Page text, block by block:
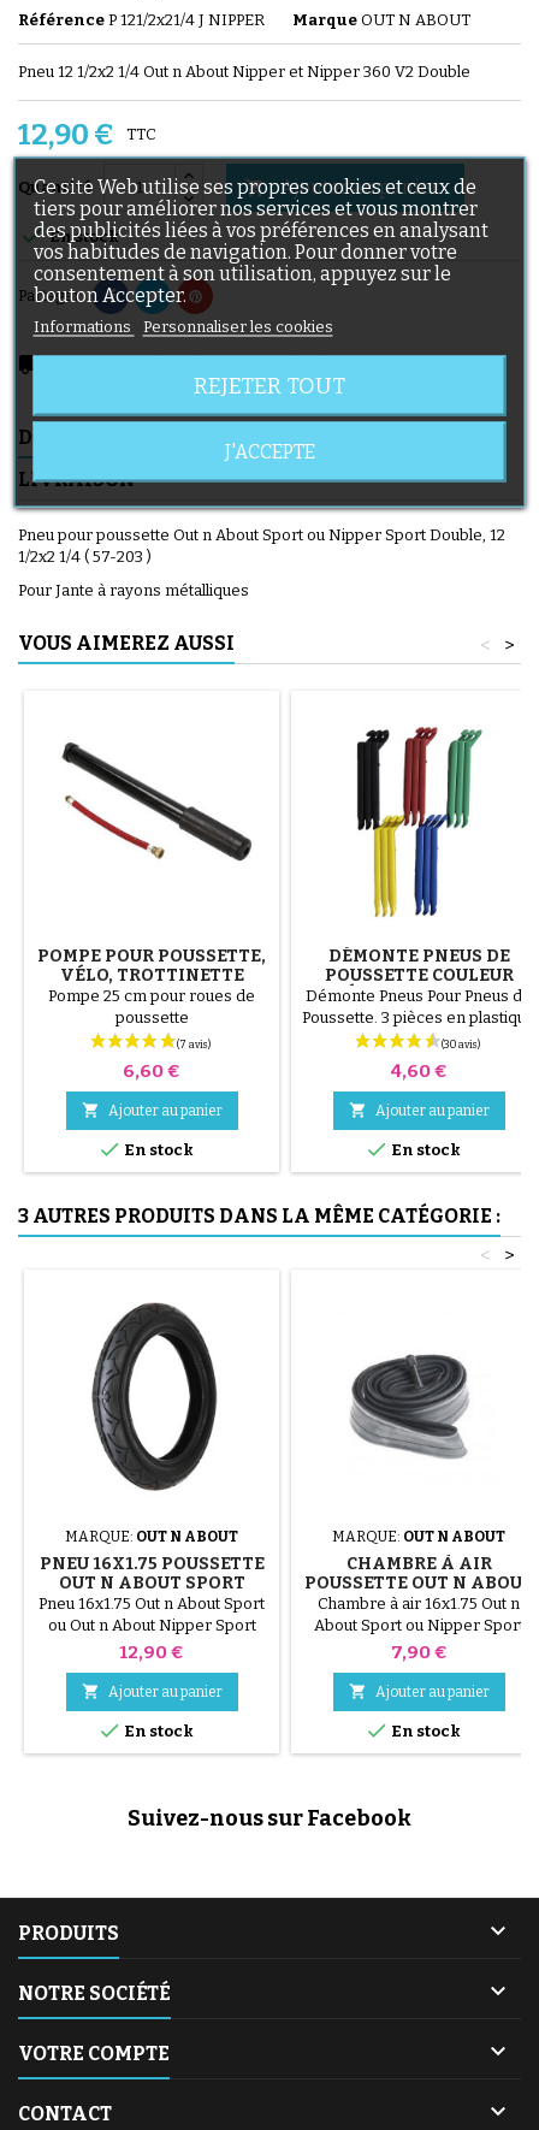
Référence P 121/2x21/4 J NIPPER Marque OUT N ABOUT
Pneu 12 1/2x2 1/4 Out n About Nipper et Nipper 360 V2 Double
12,90 € TTC
Quantité  Ajouter au panier
En stock
Partager
local_shipping
DESCRIPTION
LIVRAISON
Pneu pour poussette Out n About Sport ou Nipper Sport Double, 12
1/2x2 1/4 ( 57-203 )
Pour Jante à rayons métalliques
VOUS AIMEREZ AUSSI >
<
POMPE POUR POUSSETTE,
VÉLO, TROTTINETTE
Pompe 25 cm pour roues de
poussette
Prix
6,60 €
 Ajouter au panier
 En stock
DÉMONTE PNEUS DE
POUSSETTE COULEUR
ALÉATOIRE 1 LOT DE 3
PIÈCES
Démonte Pneus Pour Pneus de
Poussette. 3 pièces en plastique
de haute qualité, couleur
aléatoire, noir, rouge, vert,
jaune et bleu ou 3 pièces en
acier ( gris ) Le montage du
uniquement à la main, cela évite
de percer la chambre à air.
Prix
4,60 €
 Ajouter au panier
 En stock
3 AUTRES PRODUITS DANS LA MÊME CATÉGORIE :
>
<
MARQUE: OUT N ABOUT
PNEU 16X1.75 POUSSETTE
OUT N ABOUT SPORT
Pneu 16x1.75 Out n About Sport
ou Out n About Nipper Sport
Double
Prix
12,90 €
 Ajouter au panier
 En stock
MARQUE: OUT N ABOUT
CHAMBRE À AIR
POUSSETTE OUT N ABOUT
SPORT
Chambre à air 16x1.75 Out n
About Sport ou Nipper Sport
Double
Prix
7,90 €
 Ajouter au panier
 En stock
Suivez-nous sur Facebook
PRODUITS 
NOTRE SOCIÉTÉ 
VOTRE COMPTE 
CONTACT 
Ce site Web utilise ses propres cookies et ceux de
tiers pour améliorer nos services et vous montrer
des publicités liées à vos préférences en analysant
vos habitudes de navigation. Pour donner votre
consentement à son utilisation, appuyez sur le
bouton Accepter.
Informations Personnaliser les cookies
REJETER TOUT
J'ACCEPTE